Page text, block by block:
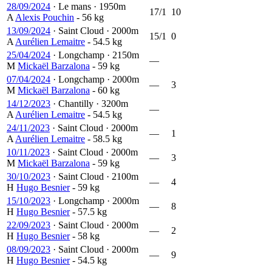
28/09/2024 · Le mans · 1950m
A Alexis Pouchin - 56 kg
17/1
10
13/09/2024 · Saint Cloud · 2000m
A Aurélien Lemaitre - 54.5 kg
15/1
0
25/04/2024 · Longchamp · 2150m
M Mickaël Barzalona - 59 kg
—
07/04/2024 · Longchamp · 2000m
M Mickaël Barzalona - 60 kg
—
3
14/12/2023 · Chantilly · 3200m
A Aurélien Lemaitre - 54.5 kg
—
24/11/2023 · Saint Cloud · 2000m
A Aurélien Lemaitre - 58.5 kg
—
1
10/11/2023 · Saint Cloud · 2000m
M Mickaël Barzalona - 59 kg
—
3
30/10/2023 · Saint Cloud · 2100m
H Hugo Besnier - 59 kg
—
4
15/10/2023 · Longchamp · 2000m
H Hugo Besnier - 57.5 kg
—
8
22/09/2023 · Saint Cloud · 2000m
H Hugo Besnier - 58 kg
—
2
08/09/2023 · Saint Cloud · 2000m
H Hugo Besnier - 54.5 kg
—
9